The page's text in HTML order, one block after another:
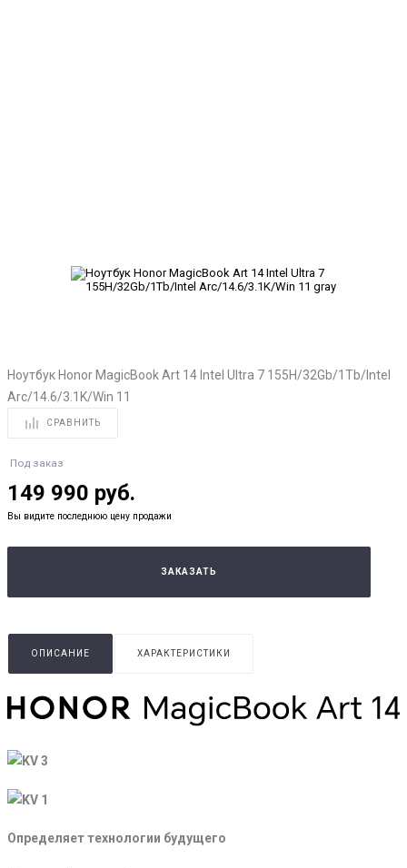
Ноутбук Honor MagicBook Art 14 Intel Ultra 7 155H/32Gb/1Tb/Intel
Arc/14.6/3.1K/Win 11
СРАВНИТЬ
Под заказ
149 990 руб.
Вы видите последнюю цену продажи
ЗАКАЗАТЬ
ОПИСАНИЕ ХАРАКТЕРИСТИКИ
Определяет технологии будущего